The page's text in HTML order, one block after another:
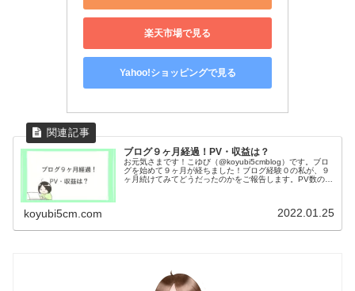
楽天市場で見る
Yahoo!ショッピングで見る
ブログ９ヶ月経過！PV・収益は？
お元気さまです！こゆび（@koyubi5cmblog）です。ブロ
グを始めて９ヶ月が経ちました！ブログ経験０の私が、９
ヶ月続けてみてどうだったのかをご報告します。PV数の推
koyubi5cm.com 2022.01.25